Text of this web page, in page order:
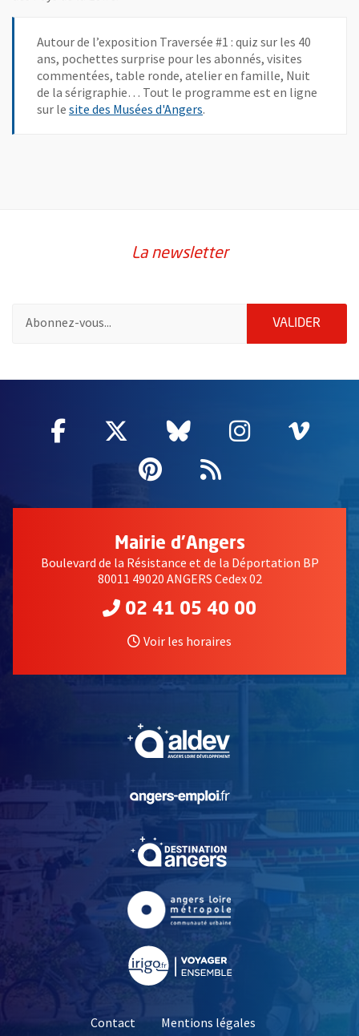
Autour de l’exposition Traversée #1 : quiz sur les 40
ans, pochettes surprise pour les abonnés, visites
commentées, table ronde, atelier en famille, Nuit
de la sérigraphie… Tout le programme est en ligne
sur le site des Musées d'Angers, Ouvre une nouvelle fenêtre
.
La newsletter
VALIDER
Facebook
, Ouvre une nouvelle fenêtre
Twitter
, Ouvre une nouvelle
Bluesky
, Ouvre une
Instagram
, Ouvre
,
Pinterest
, Ouvre une
Flux RSS
Mairie d'Angers
Boulevard de la Résistance et de la Déportation BP
80011 49020 ANGERS Cedex 02
02 41 05 40 00
Voir les horaires
, Ouvre une nouvelle
, Ouvre une nouvelle
Contact Mentions légales